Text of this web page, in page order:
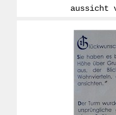
aussicht